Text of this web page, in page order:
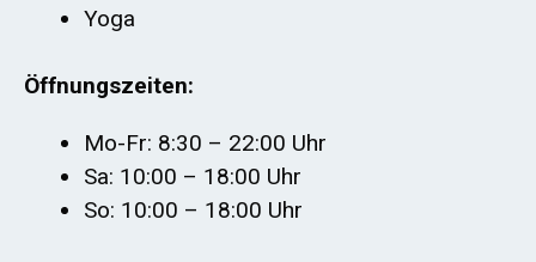
Yoga
Öffnungszeiten:
Mo-Fr: 8:30 – 22:00 Uhr
Sa: 10:00 – 18:00 Uhr
So: 10:00 – 18:00 Uhr